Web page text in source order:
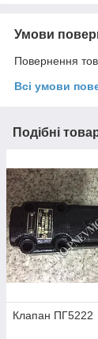
Умови
Повернення
Всі умови
Подібні
Клапан ПГ5222